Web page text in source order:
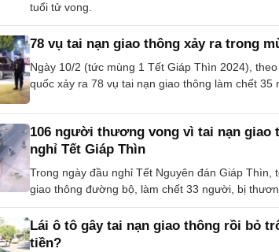
tuổi tử vong.
78 vụ tai nạn giao thông xảy ra trong
Ngày 10/2 (tức mùng 1 Tết Giáp Thìn 2024),
quốc xảy ra 78 vụ tai nạn giao thông làm chết
106 người thương vong vì tai nạn giao
nghỉ Tết Giáp Thìn
Trong ngày đầu nghỉ Tết Nguyên đán Giáp Thìn,
giao thông đường bộ, làm chết 33 người, bị
Lái ô tô gây tai nạn giao thông rồi bỏ
tiền?